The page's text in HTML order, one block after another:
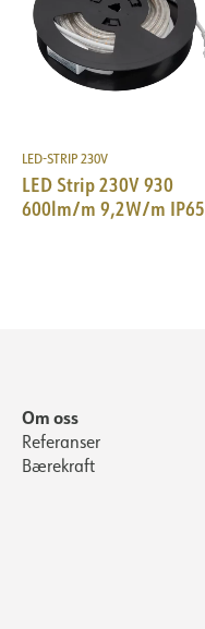
LED-STRIP 230V
LED Strip 230V 930
600lm/m 9,2W/m IP65
Om oss
Referanser
Bærekraft